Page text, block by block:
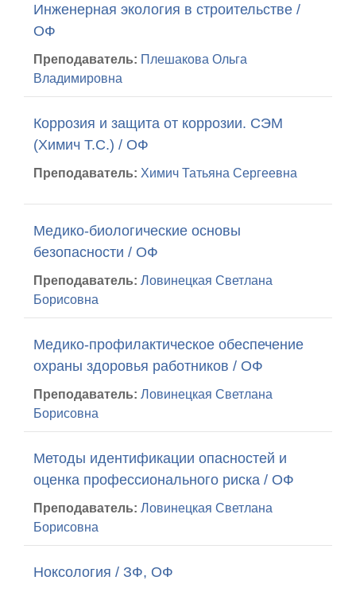
Инженерная экология в строительстве /
ОФ
Преподаватель: Плешакова Ольга
Владимировна
Коррозия и защита от коррозии. СЭМ
(Химич Т.С.) / ОФ
Преподаватель: Химич Татьяна Сергеевна
Медико-биологические основы
безопасности / ОФ
Преподаватель: Ловинецкая Светлана
Борисовна
Медико-профилактическое обеспечение
охраны здоровья работников / ОФ
Преподаватель: Ловинецкая Светлана
Борисовна
Методы идентификации опасностей и
оценка профессионального риска / ОФ
Преподаватель: Ловинецкая Светлана
Борисовна
Ноксология / ЗФ, ОФ